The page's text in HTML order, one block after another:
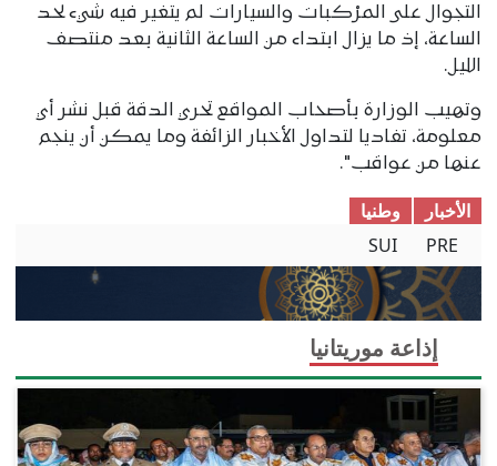
التجوال على المرْكبات والسيارات لم يتغير فيه شيء لحد
الساعة، إذ ما يزال ابتداء من الساعة الثانية بعد منتصف
الليل.
وتهيب الوزارة بأصحاب المواقع تحري الدقة قبل نشر أي
معلومة، تفاديا لتداول الأخبار الزائفة وما يمكن أن ينجم
عنها من عواقب".
الأخبار
وطنیا
PRE
SUI
إذاعة موريتانيا